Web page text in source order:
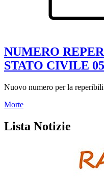
NUMERO
STATO CIVILE
Nuovo numero per la
Morte
Lista Notizie